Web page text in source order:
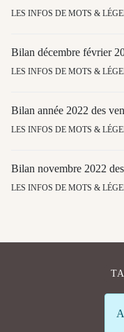
LES INFOS DE MOTS &
Bilan décembre février
LES INFOS DE MOTS &
Bilan année 2022 des
LES INFOS DE MOTS &
Bilan novembre 2022
LES INFOS DE MOTS &